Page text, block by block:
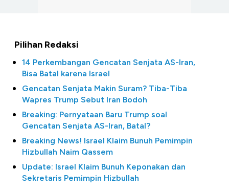
Pilihan Redaksi
14 Perkembangan Gencatan Senjata AS-Iran,
Bisa Batal karena Israel
Gencatan Senjata Makin Suram? Tiba-Tiba
Wapres Trump Sebut Iran Bodoh
Breaking: Pernyataan Baru Trump soal
Gencatan Senjata AS-Iran, Batal?
Breaking News! Israel Klaim Bunuh Pemimpin
Hizbullah Naim Qassem
Update: Israel Klaim Bunuh Keponakan dan
Sekretaris Pemimpin Hizbullah